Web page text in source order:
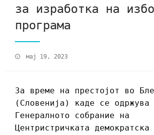
за изработка на
програма
мај 19, 2023
За време на престојот во
(Словенија) каде се одржува
Генералното собрание на
Центристричката демократска